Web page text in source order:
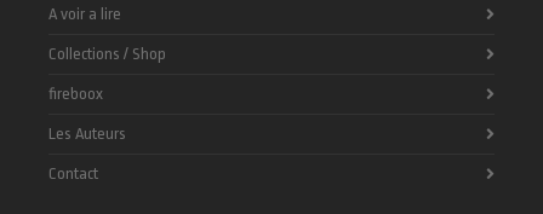
A voir a lire
Collections / Shop
fireboox
Les Auteurs
Contact